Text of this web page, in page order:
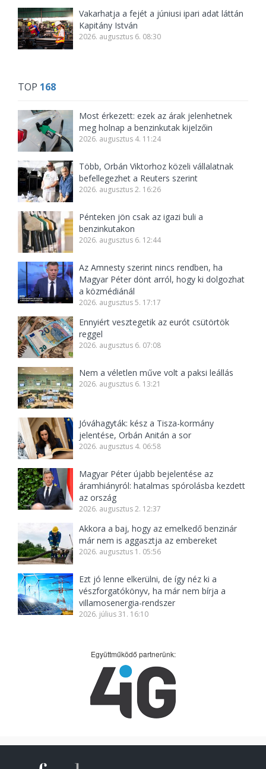
Vakarhatja a fejét a júniusi ipari adat láttán
Kapitány István
2026. augusztus 6. 08:30
TOP 168
Most érkezett: ezek az árak jelenhetnek
meg holnap a benzinkutak kijelzőin
2026. augusztus 4. 11:24
Több, Orbán Viktorhoz közeli vállalatnak
befellegezhet a Reuters szerint
2026. augusztus 2. 16:26
Pénteken jön csak az igazi buli a
benzinkutakon
2026. augusztus 6. 12:44
Az Amnesty szerint nincs rendben, ha
Magyar Péter dönt arról, hogy ki dolgozhat
a közmédiánál
2026. augusztus 5. 17:17
Ennyiért vesztegetik az eurót csütörtök
reggel
2026. augusztus 6. 07:08
Nem a véletlen műve volt a paksi leállás
2026. augusztus 6. 13:21
Jóváhagyták: kész a Tisza-kormány
jelentése, Orbán Anitán a sor
2026. augusztus 4. 06:58
Magyar Péter újabb bejelentése az
áramhiányról: hatalmas spórolásba kezdett
az ország
2026. augusztus 2. 12:37
Akkora a baj, hogy az emelkedő benzinár
már nem is aggasztja az embereket
2026. augusztus 1. 05:56
Ezt jó lenne elkerülni, de így néz ki a
vészforgatókönyv, ha már nem bírja a
villamosenergia-rendszer
2026. július 31. 16:10
Együttműködő partnerünk: